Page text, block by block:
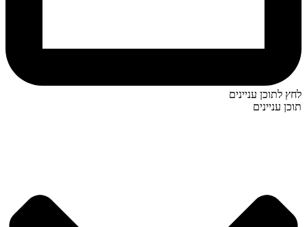
לחץ לתוכן עניינים
תוכן עניינים